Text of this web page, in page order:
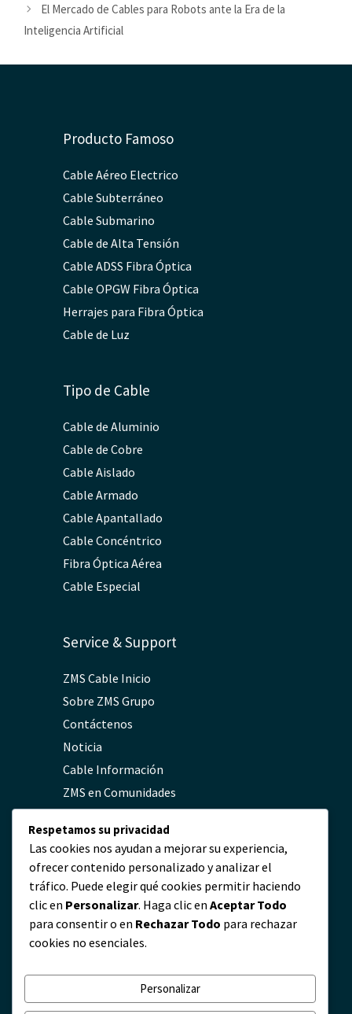
El Mercado de Cables para Robots ante la Era de la
Inteligencia Artificial
Producto Famoso
Cable Aéreo Electrico
Cable Subterráneo
Cable Submarino
Cable de Alta Tensión
Cable ADSS Fibra Óptica
Cable OPGW Fibra Óptica
Herrajes para Fibra Óptica
Cable de Luz
Tipo de Cable
Cable de Aluminio
Cable de Cobre
Cable Aislado
Cable Armado
Cable Apantallado
Cable Concéntrico
Fibra Óptica Aérea
Cable Especial
Service & Support
ZMS Cable Inicio
Sobre ZMS Grupo
Contáctenos
Noticia
Cable Información
ZMS en Comunidades
Política de Privacidad
Contacto
servicio@zmscable.es
+86 17303836349
Plaza de Kaixuan, Zhengzhou, China
Respetamos su privacidad
Las cookies nos ayudan a mejorar su experiencia,
ofrecer contenido personalizado y analizar el
tráfico. Puede elegir qué cookies permitir haciendo
clic en Personalizar. Haga clic en Aceptar Todo
para consentir o en Rechazar Todo para rechazar
cookies no esenciales.
Personalizar